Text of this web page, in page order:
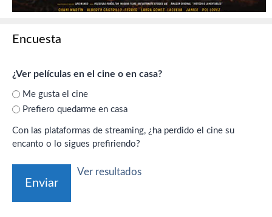
Encuesta
¿Ver películas en el cine o en casa?
Me gusta el cine
Prefiero quedarme en casa
Con las plataformas de streaming, ¿ha perdido el cine su
encanto o lo sigues prefiriendo?
Ver resultados